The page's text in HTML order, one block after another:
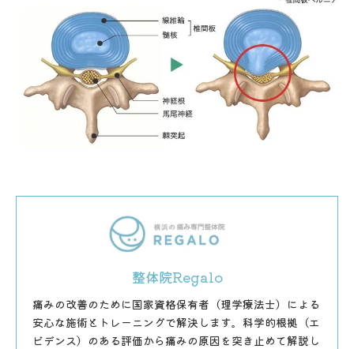
整体院Regalo
痛みの改善のために国家資格保有者（理学療法士）による
安心な施術とトレーニングで解決します。科学的根拠（エ
ビデンス）のある評価から痛みの原因を突き止めて解説し